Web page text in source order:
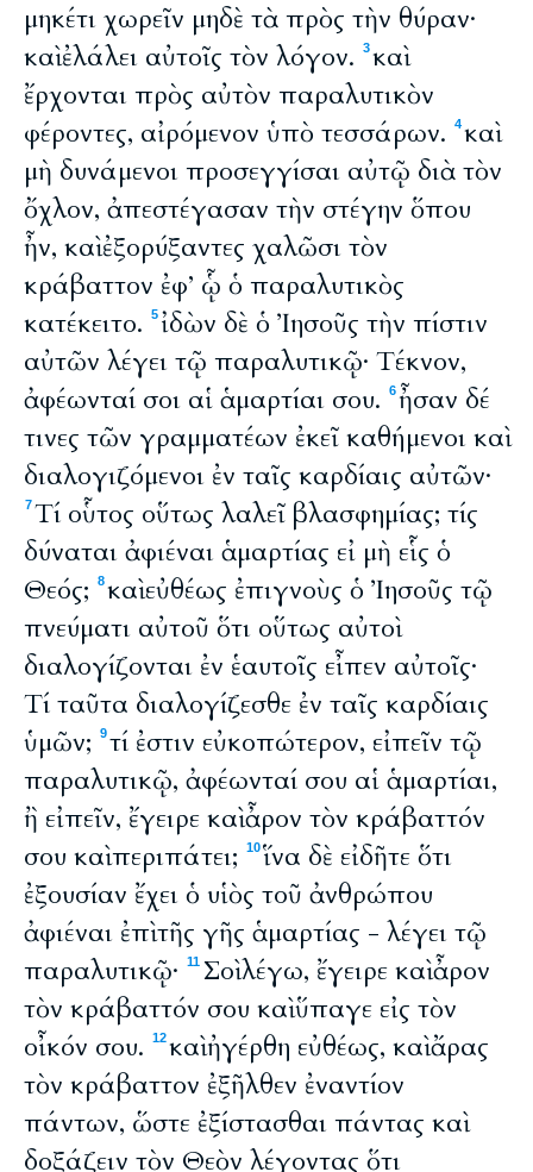
μηκέτι χωρεῖν μηδὲ τὰ πρὸς τὴν θύραν·
καὶ ἐλάλει αὐτοῖς τὸν λόγον.
3καὶ
ἔρχονται πρὸς αὐτὸν παραλυτικὸν
φέροντες, αἰρόμενον ὑπὸ τεσσάρων.
4καὶ
μὴ δυνάμενοι προσεγγίσαι αὐτῷ διὰ τὸν
ὄχλον, ἀπεστέγασαν τὴν στέγην ὅπου
ἦν, καὶ ἐξορύξαντες χαλῶσι τὸν
κράβαττον ἐφ’ ᾧ ὁ παραλυτικὸς
κατέκειτο.
5 ἰδὼν δὲ ὁ Ἰησοῦς τὴν πίστιν
αὐτῶν λέγει τῷ παραλυτικῷ· Τέκνον,
ἀφέωνταί σοι αἱ ἁμαρτίαι σου.
6ἦσαν δέ
τινες τῶν γραμματέων ἐκεῖ καθήμενοι καὶ
διαλογιζόμενοι ἐν ταῖς καρδίαις αὐτῶν·
7Τί οὗτος οὕτως λαλεῖ βλασφημίας; τίς
δύναται ἀφιέναι ἁμαρτίας εἰ μὴ εἷς ὁ
Θεός;
8καὶ εὐθέως ἐπιγνοὺς ὁ Ἰησοῦς τῷ
πνεύματι αὐτοῦ ὅτι οὕτως αὐτοὶ
διαλογίζονται ἐν ἑαυτοῖς εἶπεν αὐτοῖς·
Τί ταῦτα διαλογίζεσθε ἐν ταῖς καρδίαις
ὑμῶν;
9τί ἐστιν εὐκοπώτερον, εἰπεῖν τῷ
παραλυτικῷ, ἀφέωνταί σου αἱ ἁμαρτίαι,
ἢ εἰπεῖν, ἔγειρε καὶ ἆρον τὸν κράβαττόν
σου καὶ περιπάτει;
10ἵνα δὲ εἰδῆτε ὅτι
ἐξουσίαν ἔχει ὁ υἱὸς τοῦ ἀνθρώπου
ἀφιέναι ἐπὶ τῆς γῆς ἁμαρτίας - λέγει τῷ
παραλυτικῷ·
11 Σοὶ λέγω, ἔγειρε καὶ ἆρον
τὸν κράβαττόν σου καὶ ὕπαγε εἰς τὸν
οἶκόν σου.
12καὶ ἠγέρθη εὐθέως, καὶ ἄρας
τὸν κράβαττον ἐξῆλθεν ἐναντίον
πάντων, ὥστε ἐξίστασθαι πάντας καὶ
δοξάζειν τὸν Θεὸν λέγοντας ὅτι